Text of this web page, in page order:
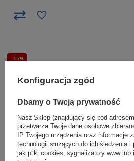
- 15%
Stół chłodniczy DM - 94043.2 z
Konfiguracja zgód
Dbamy o Twoją prywatność
Nasz Sklep (znajdujący się pod
przetwarza Twoje dane osobowe
IP Twojego urządzenia oraz informacje
technologii służących do ich śledzenia i
jak pliki cookies, sygnalizatory www lub